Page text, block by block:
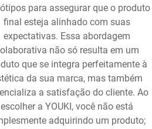
para assegurar que o produto
final esteja alinhado com suas
expectativas. Essa abordagem
não só resulta em um
que se integra perfeitamente à
da sua marca, mas também
a satisfação do cliente. Ao
escolher a YOUKI, você não está
adquirindo um produto;